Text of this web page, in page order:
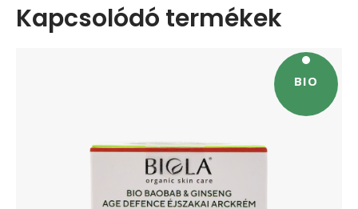
Kapcsolódó termékek
BIO